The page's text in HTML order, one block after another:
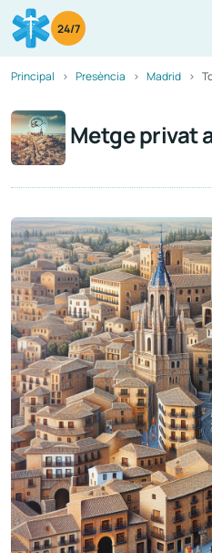
24/7
Principal Presència Madrid
Metge privat